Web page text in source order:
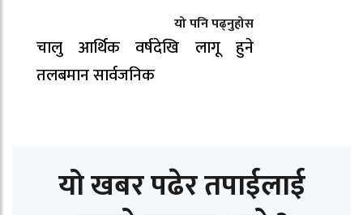
यो पनि पढ्नुहोस
चालु आर्थिक वर्षदेखि लागू हुने
तलबमान सार्वजनिक
यो खबर पढेर तपाईलाई